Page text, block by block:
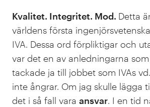
Kvalitet. Integritet. Mod. Detta
världens första
IVA. Dessa ord förpliktigar och
var det en av anledningarna
tackade ja till jobbet som IVAs
inte ångrar. Om jag skulle lägga
det i så fall vara ansvar. I en tid